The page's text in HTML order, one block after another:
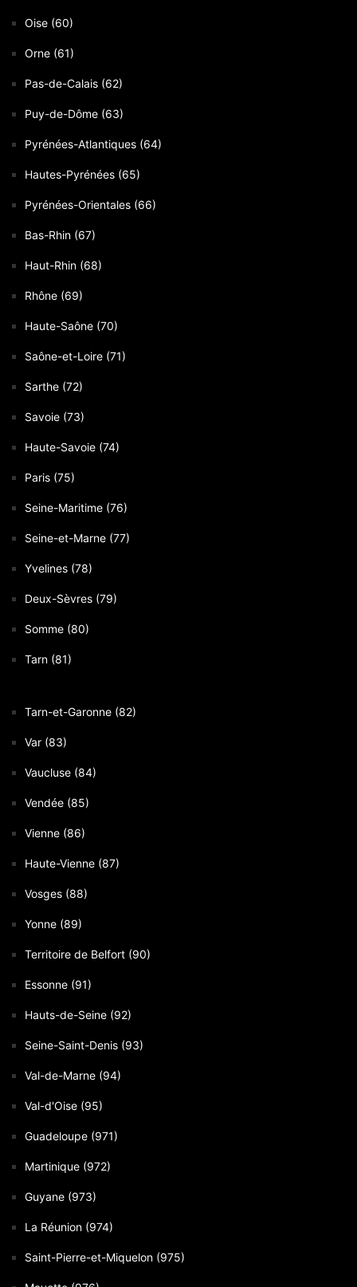
Oise (60)
Orne (61)
Pas-de-Calais (62)
Puy-de-Dôme (63)
Pyrénées-Atlantiques (64)
Hautes-Pyrénées (65)
Pyrénées-Orientales (66)
Bas-Rhin (67)
Haut-Rhin (68)
Rhône (69)
Haute-Saône (70)
Saône-et-Loire (71)
Sarthe (72)
Savoie (73)
Haute-Savoie (74)
Paris (75)
Seine-Maritime (76)
Seine-et-Marne (77)
Yvelines (78)
Deux-Sèvres (79)
Somme (80)
Tarn (81)
Tarn-et-Garonne (82)
Var (83)
Vaucluse (84)
Vendée (85)
Vienne (86)
Haute-Vienne (87)
Vosges (88)
Yonne (89)
Territoire de Belfort (90)
Essonne (91)
Hauts-de-Seine (92)
Seine-Saint-Denis (93)
Val-de-Marne (94)
Val-d'Oise (95)
Guadeloupe (971)
Martinique (972)
Guyane (973)
La Réunion (974)
Saint-Pierre-et-Miquelon (975)